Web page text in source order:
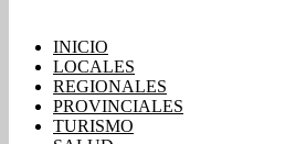
INICIO
LOCALES
REGIONALES
PROVINCIALES
TURISMO